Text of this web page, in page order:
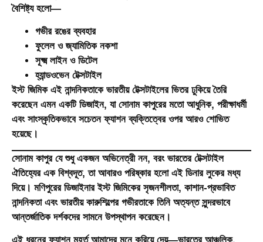
বৈশিষ্ট্য হলো—
গভীর রঙের ব্যবহার
ফুলেল ও জ্যামিতিক নকশা
সূক্ষ্ম লাইন ও ডিটেল
হ্যান্ডওভেন টেক্সটাইল
ইস্ট জিমিক এই নান্দনিকতাকে ভারতীয় টেক্সটাইলের ভিতর ঢুকিয়ে তৈরি
করেছেন এমন একটি ডিজাইন, যা সোনাম কাপুরের মতো আধুনিক, পরীক্ষাধর্মী
এবং সাংস্কৃতিকভাবে সচেতন ফ্যাশন ব্যক্তিত্বের ওপর আরও শোভিত
হয়েছে।
সোনাম কাপুর যে শুধু একজন অভিনেত্রী নন, বরং ভারতের টেক্সটাইল
ঐতিহ্যের এক বিশ্বদূত, তা আবারও পরিষ্কার হলো এই ডিনার লুকের মধ্য
দিয়ে। মণিপুরের ডিজাইনার ইস্ট জিমিকের সৃজনশীলতা, কাশান-প্রভাবিত
নান্দনিকতা এবং ভারতীয় কারুশিল্পের গভীরতাকে তিনি অত্যন্ত সুন্দরভাবে
আন্তর্জাতিক দর্শকদের সামনে উপস্থাপন করেছেন।